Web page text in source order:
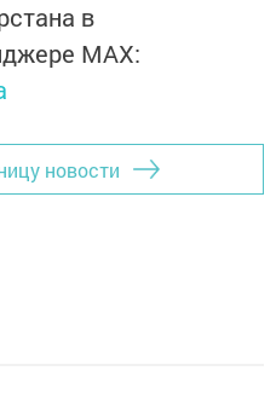
в
MАХ:
новости